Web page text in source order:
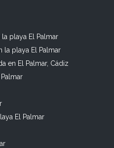
playa El Palmar
la playa El Palmar
en El Palmar, Cádiz
El Palmar